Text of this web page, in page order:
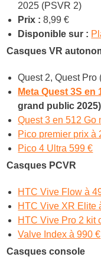
2025 (PSVR 2)
Prix : 8,99 €
Disponible sur :
Casques VR
Quest 2, Quest
Meta Quest 3S en
grand public 2025)
Quest 3 en 512 Go
Pico premier prix à
Pico 4 Ultra 599 €
Casques PCVR
HTC Vive Flow à
HTC Vive XR Elite
HTC Vive Pro 2 kit
Valve Index à 990 €
Casques console